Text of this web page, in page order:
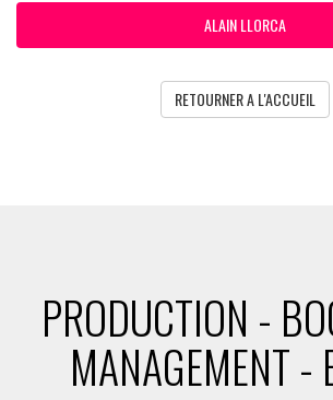
ALAIN LLORCA
RETOURNER A L'ACCUEIL
PRODUCTION -
MANAGEMENT -